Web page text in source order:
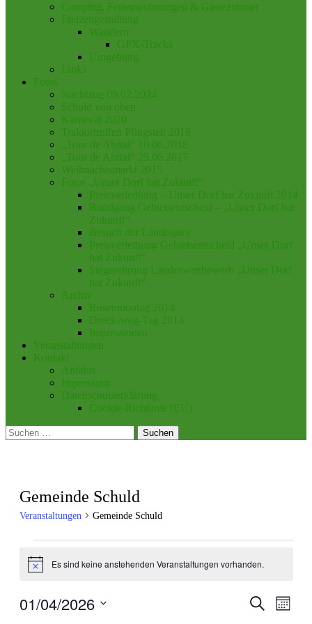
Camping, Ferienwohnungen & Gästezimmer
Freizeitgestaltung
Wandern
GPX-Tracks
Umgebung
Links
Fotos
Nachtzug 09.02.2024
Schuld von oben
Karneval 2020
Traktortreffen Pfingsten 2016
„Tour de Ahrtal“ 10.06.2018
„Tour de Ahrtal“ 25.06.2017
Weihnachtsmarkt 2015
Fotos „Unser Dorf hat Zukunft“
Preisverleihung – Unser Dorf hat Zukunft 2014
Rundgang Gebietsentscheid – „Unser Dorf hat
Zukunft“
Besuch der Landesjury
Preisverleihung Gebietsentscheid „Unser Dorf
hat Zukunft“
Siegerehrung Landeswettbewerb „Unser Dorf
hat Zukunft“
Archiv
Rosenmontag 2014
Dreck-weg-Tag 2014
Impressionen
Veranstaltungen
Kontakt
Anfahrt
Impressum
Datenschutzerklärung
Cookie-Richtlinie (EU)
Suchen
nach:
Gemeinde Schuld
Veranstaltungen Gemeinde Schuld
HinweisEs sind keine anstehenden Veranstaltungen vorhanden.
Suche
Monat
01/04/2026